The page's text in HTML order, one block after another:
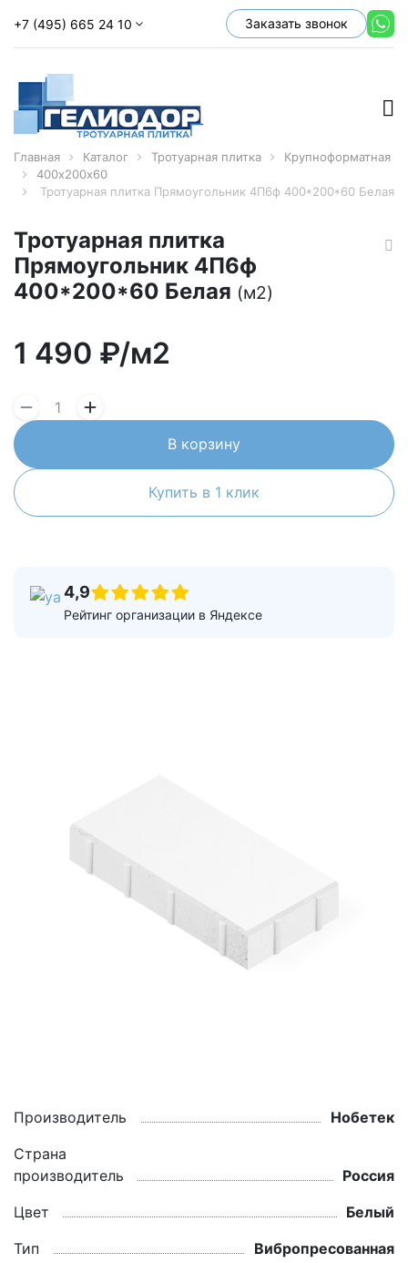
+7 (495) 665 24 10 Заказать звонок
Главная Каталог Тротуарная плитка
Крупноформатная
400х200х60
Тротуарная плитка Прямоугольник 4П6ф 400*200*60 Белая
Производитель
Нобетек
Страна
производитель
Россия
Цвет
Белый
Тип
Вибропресованная
Тротуарная плитка
Прямоугольник 4П6ф
400*200*60 Белая (м2)
1 490 ₽/м2
В корзину
Купить в 1 клик
4,9
Рейтинг организации в Яндексе